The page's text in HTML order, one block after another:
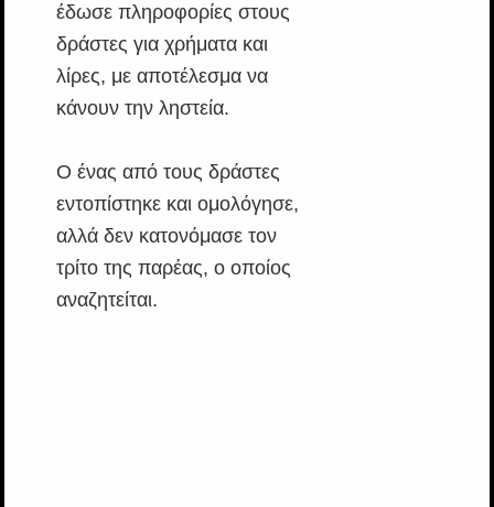
έδωσε πληροφορίες στους
δράστες για χρήματα και
λίρες, με αποτέλεσμα να
κάνουν την ληστεία.
Ο ένας από τους δράστες
εντοπίστηκε και ομολόγησε,
αλλά δεν κατονόμασε τον
τρίτο της παρέας, ο οποίος
αναζητείται.